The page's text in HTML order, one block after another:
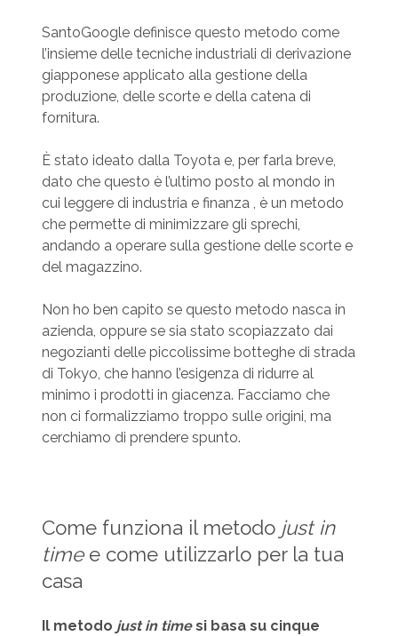
SantoGoogle definisce questo metodo come
l’insieme delle tecniche industriali di derivazione
giapponese applicato alla gestione della
produzione, delle scorte e della catena di
fornitura.
È stato ideato dalla Toyota e, per farla breve,
dato che questo è l’ultimo posto al mondo in
cui leggere di industria e finanza , è un metodo
che permette di minimizzare gli sprechi,
andando a operare sulla gestione delle scorte e
del magazzino.
Non ho ben capito se questo metodo nasca in
azienda, oppure se sia stato scopiazzato dai
negozianti delle piccolissime botteghe di strada
di Tokyo, che hanno l’esigenza di ridurre al
minimo i prodotti in giacenza. Facciamo che
non ci formalizziamo troppo sulle origini, ma
cerchiamo di prendere spunto.
Come funziona il metodo just in
timee come utilizzarlo per la tua
casa
Il metodo just in timesi basa su cinque